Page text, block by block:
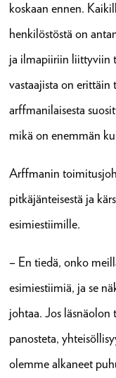
koskaan ennen.
henkilöstöstä on
ja ilmapiiriin liittyviin
vastaajista on erittäin
arffmanilaisesta
mikä on enemmän
Arffmanin
pitkäjänteisestä ja
esimiestiimille.
– En tiedä, onko
esimiestiimiä, ja se
johtaa. Jos läsnäolon
panosteta,
olemme alkaneet